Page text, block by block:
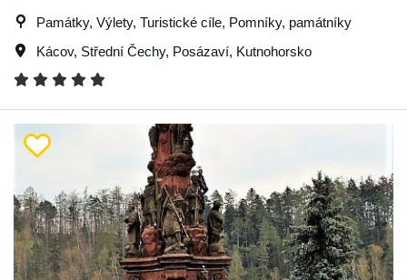
Památky, Výlety, Turistické cíle, Pomníky, památníky
Kácov, Střední Čechy, Posázaví, Kutnohorsko